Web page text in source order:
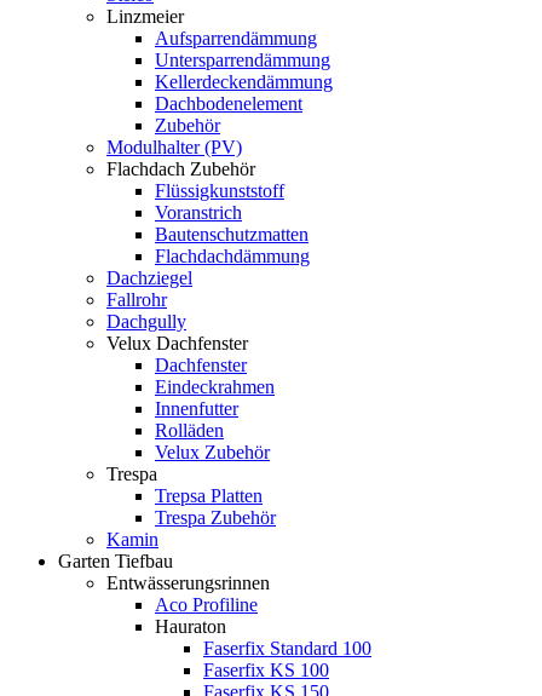
Linzmeier
Aufsparrendämmung
Untersparrendämmung
Kellerdeckendämmung
Dachbodenelement
Zubehör
Modulhalter (PV)
Flachdach Zubehör
Flüssigkunststoff
Voranstrich
Bautenschutzmatten
Flachdachdämmung
Dachziegel
Fallrohr
Dachgully
Velux Dachfenster
Dachfenster
Eindeckrahmen
Innenfutter
Rolläden
Velux Zubehör
Trespa
Trepsa Platten
Trespa Zubehör
Kamin
Garten Tiefbau
Entwässerungsrinnen
Aco Profiline
Hauraton
Faserfix Standard 100
Faserfix KS 100
Faserfix KS 150